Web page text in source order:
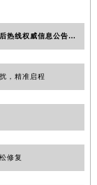
罗杰杜彼中国官方售后服务中心｜网点地址与售后热线权威信息公告（2026年6月最新）
，精准启程
修复